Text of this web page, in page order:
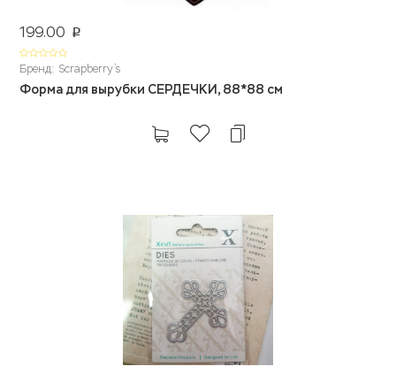
199.00 p
Бренд: Scrapberry`s
Форма для вырубки СЕРДЕЧКИ, 88*88 см